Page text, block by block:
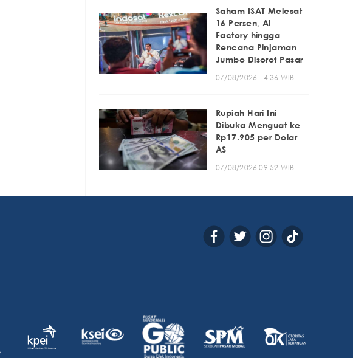
Saham ISAT Melesat
16 Persen, AI
Factory hingga
Rencana Pinjaman
Jumbo Disorot Pasar
07/08/2026 14:36 WIB
Rupiah Hari Ini
Dibuka Menguat ke
Rp17.905 per Dolar
AS
07/08/2026 09:52 WIB